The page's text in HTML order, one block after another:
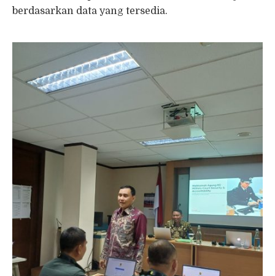
berdasarkan data yang tersedia.